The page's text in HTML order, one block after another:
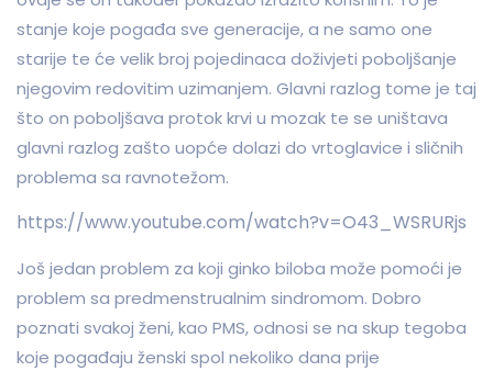
stanje koje pogađa sve generacije, a ne samo one
starije te će velik broj pojedinaca doživjeti poboljšanje
njegovim redovitim uzimanjem. Glavni razlog tome je taj
što on poboljšava protok krvi u mozak te se uništava
glavni razlog zašto uopće dolazi do vrtoglavice i sličnih
problema sa ravnotežom.
https://www.youtube.com/watch?v=O43_WSRURjs
Još jedan problem za koji ginko biloba može pomoći je
problem sa predmenstrualnim sindromom. Dobro
poznati svakoj ženi, kao PMS, odnosi se na skup tegoba
koje pogađaju ženski spol nekoliko dana prije